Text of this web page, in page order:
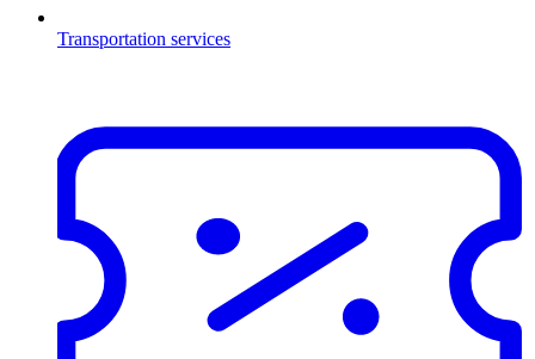
Transportation services